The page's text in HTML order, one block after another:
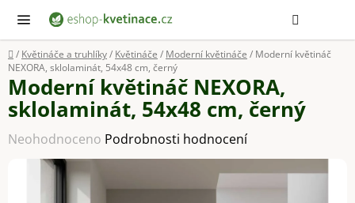
obsah
Domů
/ Květináče a truhlíky/ Květináče / Moderní květináče / Moderní květináč
NEXORA, sklolaminát, 54x48 cm, černý
Moderní květináč NEXORA,
sklolaminát, 54x48 cm, černý
Průměrné
hodnocení
Neohodnoceno Podrobnosti hodnocení